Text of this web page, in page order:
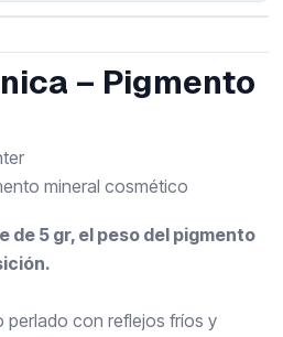
– Pigmento
mineral cosmético
de 5 gr, el peso del pigmento
con reflejos fríos y